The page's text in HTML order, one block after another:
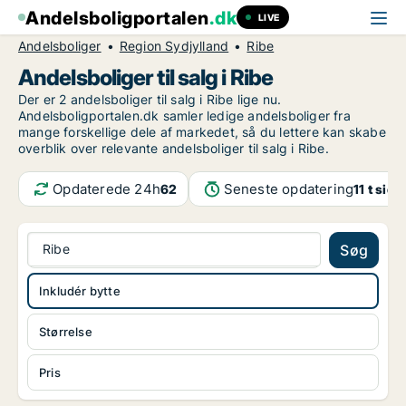
Andelsboligportalen.dk LIVE
Andelsboliger Region Sydjylland Ribe
Andelsboliger til salg i Ribe
Der er 2 andelsboliger til salg i Ribe lige nu.
Andelsboligportalen.dk samler ledige andelsboliger fra
mange forskellige dele af markedet, så du lettere kan skabe
overblik over relevante andelsboliger til salg i Ribe.
Opdaterede 24h62 Seneste opdatering11 t
Ribe Søg
Størrelse
Pris
Inkludér bytte